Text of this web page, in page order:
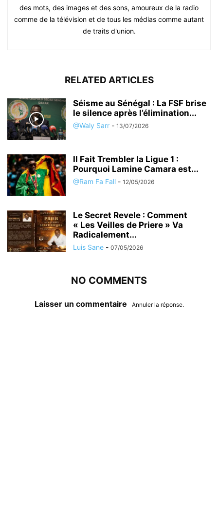
des mots, des images et des sons, amoureux de la radio
comme de la télévision et de tous les médias comme autant
de traits d'union.
RELATED ARTICLES
Séisme au Sénégal : La FSF brise
le silence après l’élimination...
@Waly Sarr - 13/07/2026
Il Fait Trembler la Ligue 1 :
Pourquoi Lamine Camara est...
@Ram Fa Fall - 12/05/2026
Le Secret Revele : Comment
« Les Veilles de Priere » Va
Radicalement...
Luis Sane - 07/05/2026
NO COMMENTS
Laisser un commentaire Annuler la réponse.